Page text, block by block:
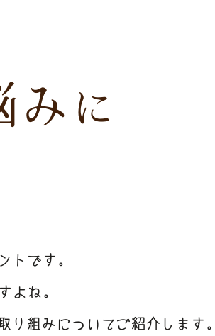
み に
トです。
よね。
り組みについてご紹介します。